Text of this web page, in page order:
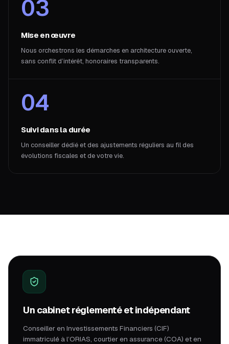
03
Mise en œuvre
Nous orchestrons les démarches en architecture ouverte,
sans conflit d’intérêt, honoraires transparents.
04
Suivi dans la durée
Un conseiller dédié et des ajustements réguliers au fil des
évolutions fiscales et de votre vie.
Un cabinet réglementé et indépendant
Conseiller en Investissements Financiers (CIF)
immatriculé à l’ORIAS, courtier en assurance (COA) et en